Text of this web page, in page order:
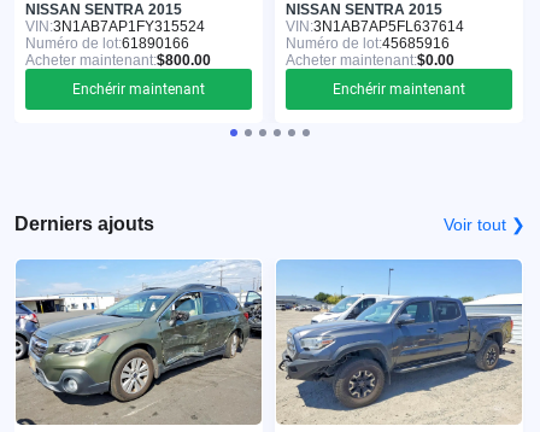
NISSAN SENTRA 2015
VIN:3N1AB7AP1FY315524
Numéro de lot:61890166
Acheter maintenant:$800.00
Enchérir maintenant
NISSAN SENTRA 2015
VIN:3N1AB7AP5FL637614
Numéro de lot:45685916
Acheter maintenant:$0.00
Enchérir maintenant
Derniers ajouts Voir tout ❯